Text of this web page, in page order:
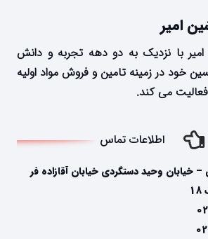
امیر
با نزدیک به دو دهه تجربه و دانش
خود در زمینه تامین و فروش مواد اولیه
می کند.
اطلاعات تماس
خیابان وحید دستگردی خیابان آقازاده فر